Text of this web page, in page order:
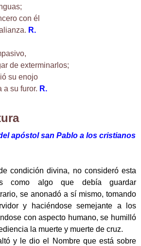
con él
R.
de exterminarlos;
su enojo
a su furor. R.
apóstol san Pablo a los cristianos
condición divina, no consideró esta
como algo que debía guardar
se anonadó a sí mismo, tomando
y haciéndose semejante a los
con aspecto humano, se humilló
la muerte y muerte de cruz.
y le dio el Nombre que está sobre